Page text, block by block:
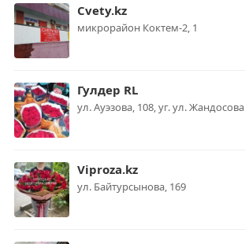
Cvety.kz
микрорайон Коктем-2, 1
Гулдер RL
ул. Ауэзова, 108, уг. ул. Жандосова
Viproza.kz
ул. Байтурсынова, 169